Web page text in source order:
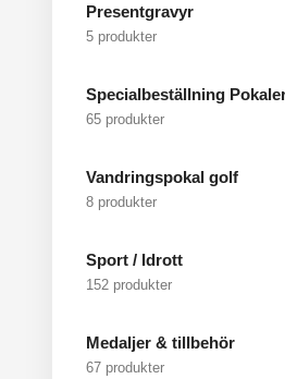
Presentgravyr
5 produkter
Specialbeställning
65 produkter
Vandringspokal golf
8 produkter
Sport / Idrott
152 produkter
Medaljer & tillbehör
67 produkter